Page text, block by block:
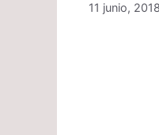
11 junio, 2018